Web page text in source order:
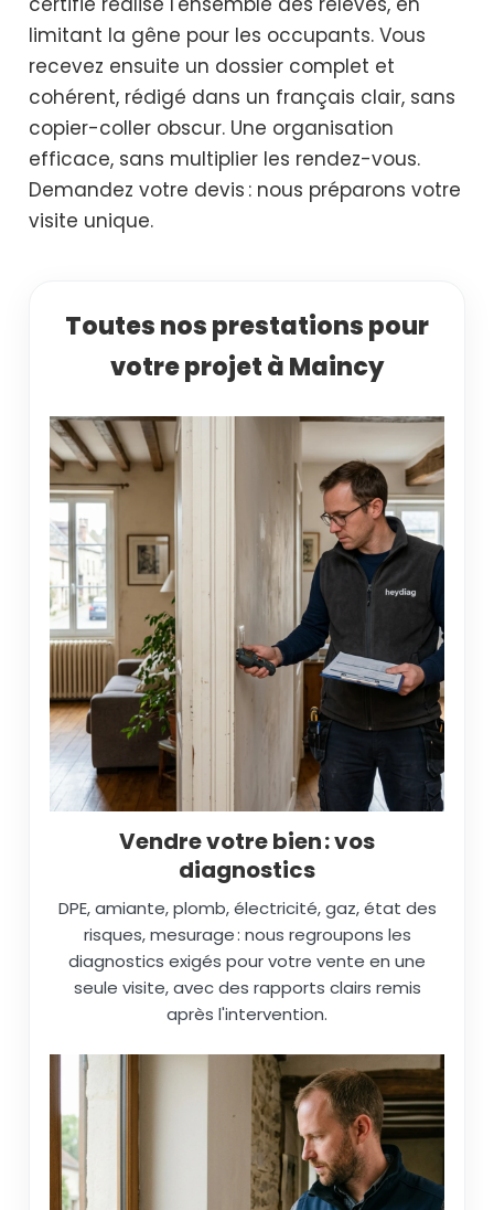
limitant la gêne pour les occupants. Vous
recevez ensuite un dossier complet et
cohérent, rédigé dans un français clair, sans
copier-coller obscur. Une organisation
efficace, sans multiplier les rendez-vous.
Demandez votre devis : nous préparons votre
visite unique.
Toutes nos prestations pour
votre projet à Maincy
Vendre votre bien : vos
diagnostics
DPE, amiante, plomb, électricité, gaz, état des
risques, mesurage : nous regroupons les
diagnostics exigés pour votre vente en une
seule visite, avec des rapports clairs remis
après l'intervention.